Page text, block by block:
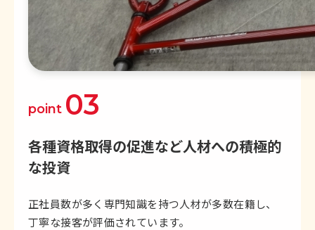
point 03
各種資格取得の促進など人材への積極的
な投資
正社員数が多く専門知識を持つ人材が多数在籍し、
丁寧な接客が評価されています。